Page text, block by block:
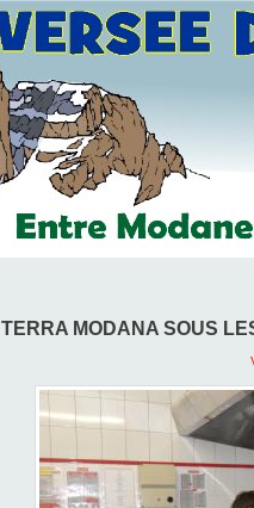
TERRA MODANA SOUS